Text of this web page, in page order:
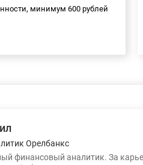
минимум 600 рублей
Орелбанкс
финансовый аналитик. За